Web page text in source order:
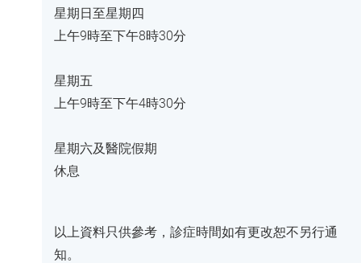
星期日至星期四
上午9時至下午8時30分
星期五
上午9時至下午4時30分
星期六及醫院假期
休息
以上資料只供參考，診症時間如有更改恕不另行通
知。